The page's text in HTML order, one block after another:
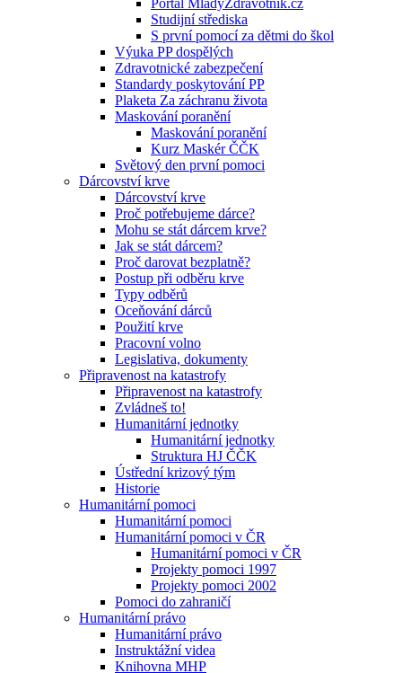
Portál MladyZdravotnik.cz
Studijní střediska
S první pomocí za dětmi do škol
Výuka PP dospělých
Zdravotnické zabezpečení
Standardy poskytování PP
Plaketa Za záchranu života
Maskování poranění
Maskování poranění
Kurz Maskér ČČK
Světový den první pomoci
Dárcovství krve
Dárcovství krve
Proč potřebujeme dárce?
Mohu se stát dárcem krve?
Jak se stát dárcem?
Proč darovat bezplatně?
Postup při odběru krve
Typy odběrů
Oceňování dárců
Použití krve
Pracovní volno
Legislativa, dokumenty
Připravenost na katastrofy
Připravenost na katastrofy
Zvládneš to!
Humanitární jednotky
Humanitární jednotky
Struktura HJ ČČK
Ústřední krizový tým
Historie
Humanitární pomoci
Humanitární pomoci
Humanitární pomoci v ČR
Humanitární pomoci v ČR
Projekty pomoci 1997
Projekty pomoci 2002
Pomoci do zahraničí
Humanitární právo
Humanitární právo
Instruktážní videa
Knihovna MHP